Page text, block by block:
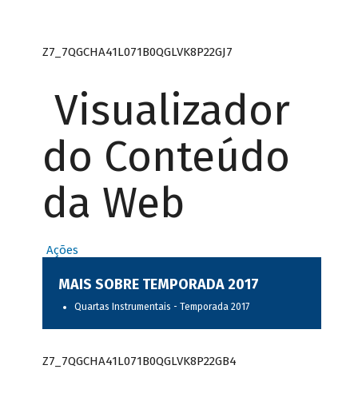
Z7_7QGCHA41L071B0QGLVK8P22GJ7
Visualizador
do Conteúdo
da Web
Ações
MAIS SOBRE TEMPORADA 2017
Quartas Instrumentais - Temporada 2017
Z7_7QGCHA41L071B0QGLVK8P22GB4